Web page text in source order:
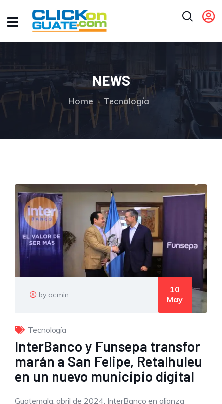
NEWS
Home Tecnología
by admin
10
May
Tecnología
InterBanco y Funsepa transfor
marán a San Felipe, Retalhuleu
en un nuevo municipio digital
Guatemala, abril de 2024. InterBanco en alianza